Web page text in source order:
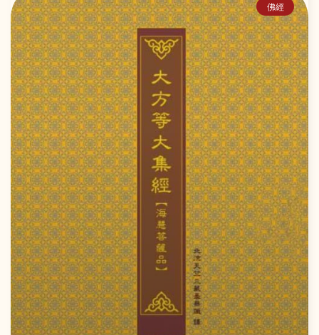
佛經